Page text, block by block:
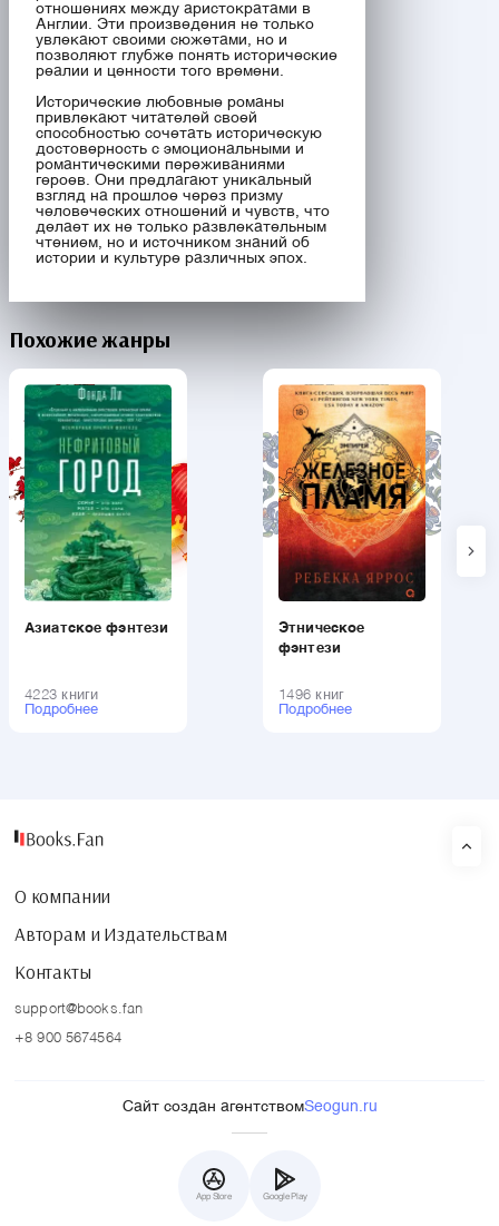
отношениях между аристократами в
Англии. Эти произведения не только
увлекают своими сюжетами, но и
позволяют глубже понять исторические
реалии и ценности того времени.
Исторические любовные романы
привлекают читателей своей
способностью сочетать историческую
достоверность с эмоциональными и
романтическими переживаниями
героев. Они предлагают уникальный
взгляд на прошлое через призму
человеческих отношений и чувств, что
делает их не только развлекательным
чтением, но и источником знаний об
истории и культуре различных эпох.
Похожие жанры
Азиатское фэнтези
4223 книги
Подробнее
Этническое
фэнтези
1496 книг
Подробнее
О компании
Авторам и Издательствам
Контакты
support@books.fan
+8 900 5674564
Сайт создан агентствомSeogun.ru
App Store Google Play